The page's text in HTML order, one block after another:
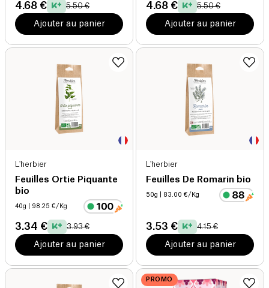
4.68 € 5.50 €
Ajouter au panier
4.68 € 5.50 €
Ajouter au panier
L'herbier
Feuilles Ortie Piquante
bio
40g | 98.25 €/Kg
3.34 € 3.93 €
Ajouter au panier
L'herbier
Feuilles De Romarin bio
50g | 83.00 €/Kg
3.53 € 4.15 €
Ajouter au panier
PROMO